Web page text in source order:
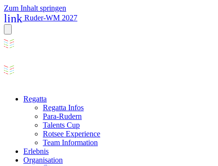
Zum Inhalt springen
link Ruder-WM 2027
Regatta
Regatta Infos
Para-Rudern
Talents Cup
Rotsee Experience
Team Information
Erlebnis
Organisation